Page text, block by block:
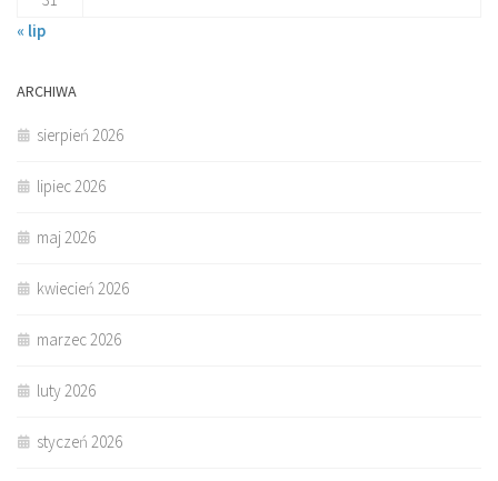
« lip
ARCHIWA
sierpień 2026
lipiec 2026
maj 2026
kwiecień 2026
marzec 2026
luty 2026
styczeń 2026